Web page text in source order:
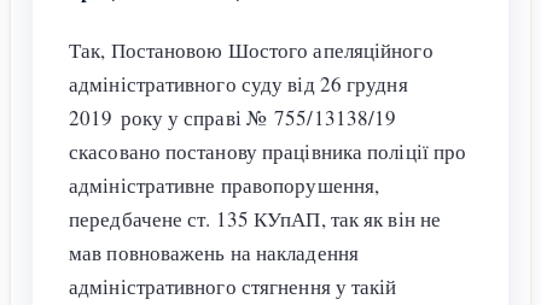
Так, Постановою Шостого апеляційного
адміністративного суду від 26 грудня
2019 року у справі № 755/13138/19
скасовано постанову працівника поліції про
адміністративне правопорушення,
передбачене ст. 135 КУпАП, так як він не
мав повноважень на накладення
адміністративного стягнення у такій